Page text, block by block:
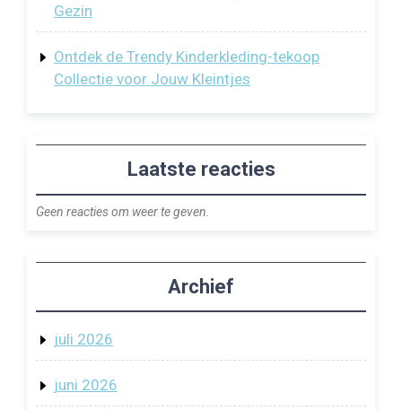
Gezin
Ontdek de Trendy Kinderkleding-tekoop
Collectie voor Jouw Kleintjes
Laatste reacties
Geen reacties om weer te geven.
Archief
juli 2026
juni 2026